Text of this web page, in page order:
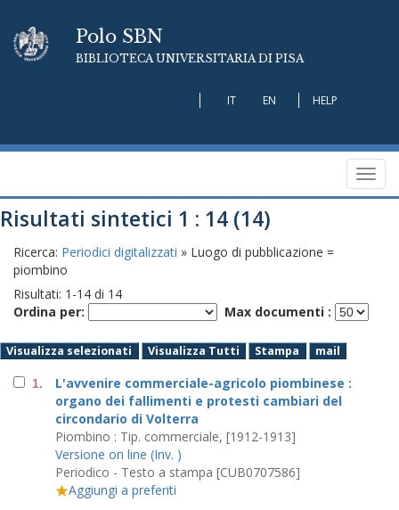
Polo SBN
BIBLIOTECA UNIVERSITARIA DI PISA
IT EN HELP
Risultati sintetici 1 : 14 (14)
Ricerca: Periodici digitalizzati » Luogo di pubblicazione =
piombino
Risultati: 1 -14 di 14
Ordina per:
Max documenti :
Visualizza selezionati Visualizza Tutti Stampa mail
1.
L'avvenire commerciale-agricolo piombinese :
organo dei fallimenti e protesti cambiari del
circondario di Volterra
Piombino : Tip. commerciale, [1912-1913]
Versione on line (Inv. )
Periodico - Testo a stampa [CUB0707586]
Aggiungi a preferiti